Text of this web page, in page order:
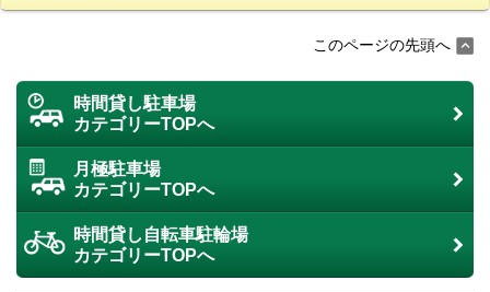
このページの先頭へ
時間貸し駐車場
カテゴリーTOPへ
月極駐車場
カテゴリーTOPへ
時間貸し自転車駐輪場
カテゴリーTOPへ